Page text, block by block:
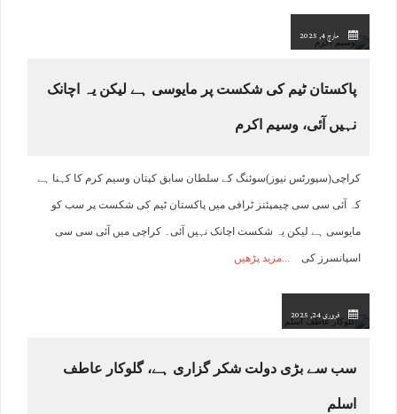
مارچ 4, 2025
پاکستان ٹیم کی شکست پر مایوسی ہے لیکن یہ اچانک
نہیں آئی، وسیم اکرم
کراچی(سپورٹس نیوز)سوئنگ کے سلطان سابق کپتان وسیم کرم کا کہنا ہے
کہ آئی سی سی چیمپئنز ٹرافی میں پاکستان ٹیم کی شکست پر سب کو
مایوسی ہے لیکن یہ شکست اچانک نہیں آئی۔ کراچی میں آئی سی سی
اسپانسرز کی مزید پڑھیں
فروری 24, 2025
سب سے بڑی دولت شکر گزاری ہے، گلوکار عاطف
اسلم